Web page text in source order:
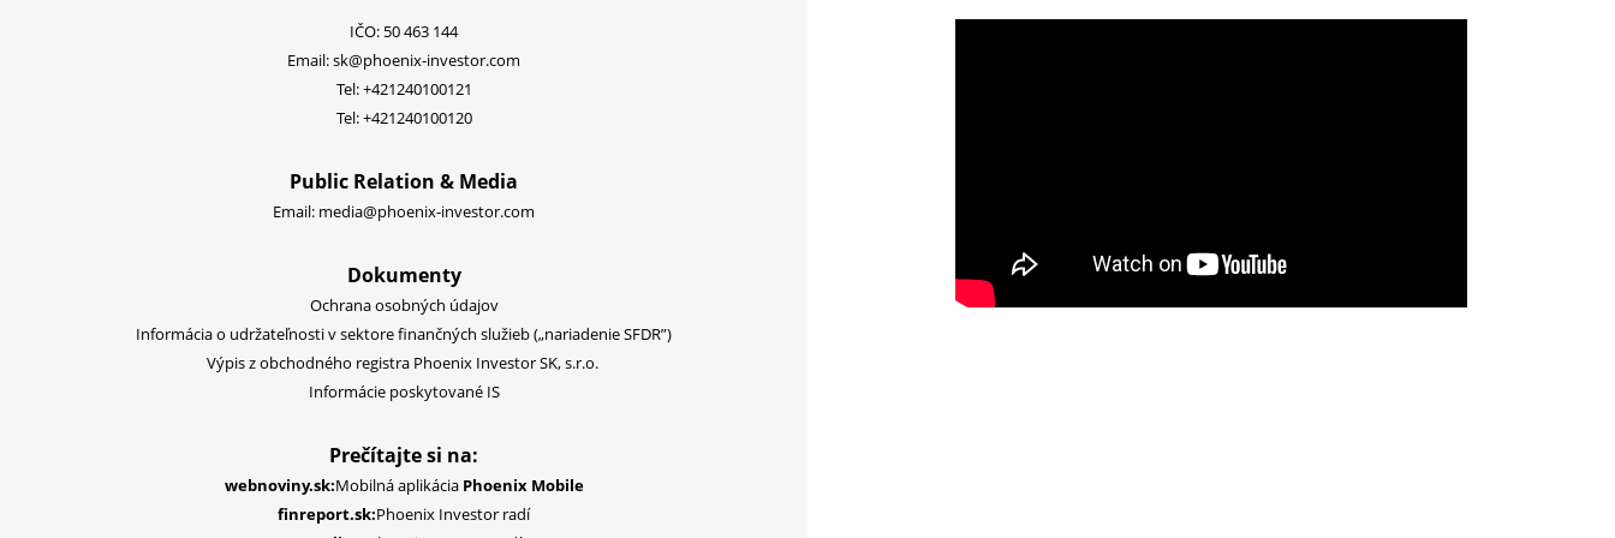
IČO: 50 463 144
Email:sk@phoenix-investor.com
Tel:+421240100121
Tel:+421240100120
Public Relation & Media
Email: media@phoenix-investor.com
Dokumenty
Ochrana osobných údajov
Informácia o udržateľnosti v sektore finančných služieb („nariadenie SFDR”)
Výpis z obchodného registra Phoenix Investor SK, s.r.o.
Informácie poskytované IS
Prečítajte si na:
webnoviny.sk:Mobilná aplikáciaPhoenix Mobile
finreport.sk:Phoenix Investor radí